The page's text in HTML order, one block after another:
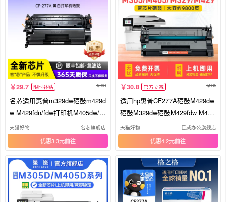
29.7 限时补贴 33
名芯适用惠普m329dw硒鼓m429d
w M429fdn/fdw打印机M405dw/d
n M407dn墨盒MFP M405d M305
d/dn CF277A粉盒HP77A
天猫好物 名芯旗舰店
优惠3.3元
30.8 官方立减 35
适用hp惠普CF277A硒鼓M429dw
硒鼓M329dw硒鼓M429fdw M405
dn墨盒M429fdn打印机M305dn晒
鼓M405d/dw M329dn粉盒
天猫好物 巨威办公旗舰店
优惠4.2元